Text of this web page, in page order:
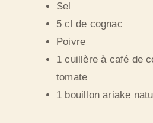
Sel
5 cl de cognac
Poivre
1 cuillère à café de
tomate
1 bouillon ariake